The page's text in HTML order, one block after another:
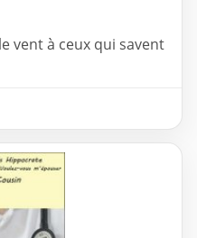
vent à ceux qui savent